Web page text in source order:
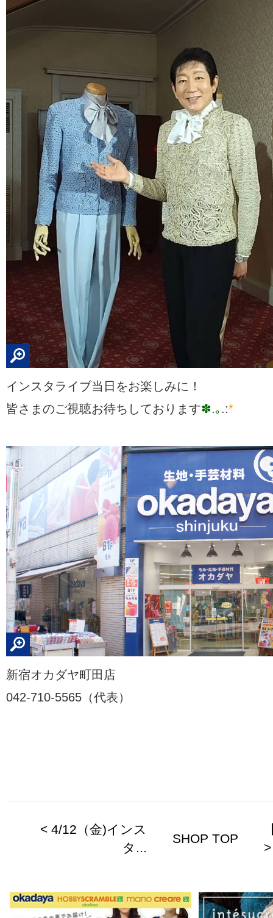
インスタライブ当日をお楽しみに！
皆さまのご視聴お待ちしております✽.｡.:*
新宿オカダヤ町田店
042-710-5565（代表）
< 4/12（金)インス
タ...
SHOP TOP
>